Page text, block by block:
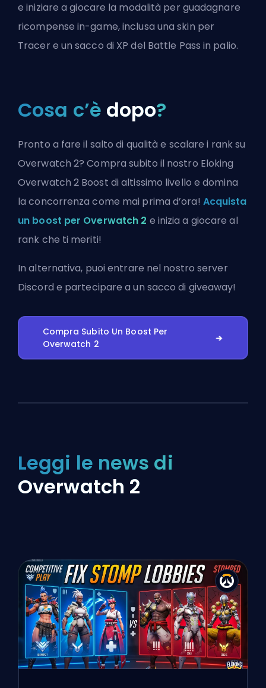
e iniziare a giocare la modalità per guadagnare
ricompense in-game, inclusa una skin per
Tracer e un sacco di XP del Battle Pass in palio.
Cosa c’è dopo?
Pronto a fare il salto di qualità e scalare i rank su
Overwatch 2? Compra subito il nostro Eloking
Overwatch 2 Boost di altissimo livello e domina
la concorrenza come mai prima d’ora! Acquista
un boost per Overwatch 2 e inizia a giocare al
rank che ti meriti!
In alternativa, puoientrare nel nostro server
Discord e partecipare a un sacco di giveaway!
Compra Subito Un Boost Per
Overwatch 2
Leggi le news di
Overwatch 2